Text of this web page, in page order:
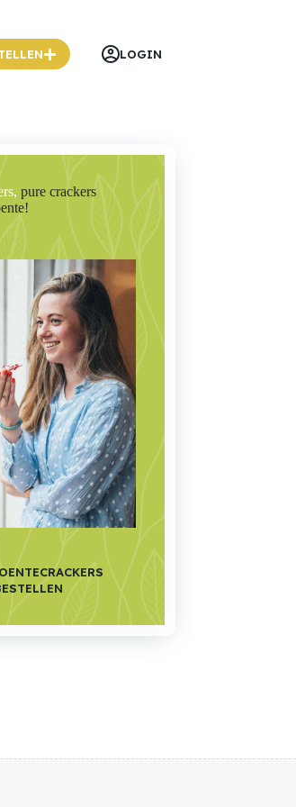
LOGIN
pure crackers